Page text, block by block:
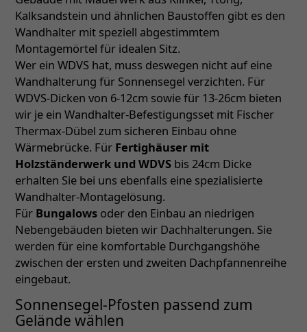
Kalksandstein und ähnlichen Baustoffen gibt es den
Wandhalter mit speziell abgestimmtem
Montagemörtel für idealen Sitz.
Wer ein WDVS hat, muss deswegen nicht auf eine
Wandhalterung für Sonnensegel verzichten. Für
WDVS-Dicken von 6-12cm sowie für 13-26cm bieten
wir je ein Wandhalter-Befestigungsset mit Fischer
Thermax-Dübel zum sicheren Einbau ohne
Wärmebrücke. Für Fertighäuser mit
Holzständerwerk und WDVS bis 24cm Dicke
erhalten Sie bei uns ebenfalls eine spezialisierte
Wandhalter-Montagelösung.
Für Bungalows oder den Einbau an niedrigen
Nebengebäuden bieten wir Dachhalterungen. Sie
werden für eine komfortable Durchgangshöhe
zwischen der ersten und zweiten Dachpfannenreihe
eingebaut.
Sonnensegel-Pfosten passend zum
Gelände wählen